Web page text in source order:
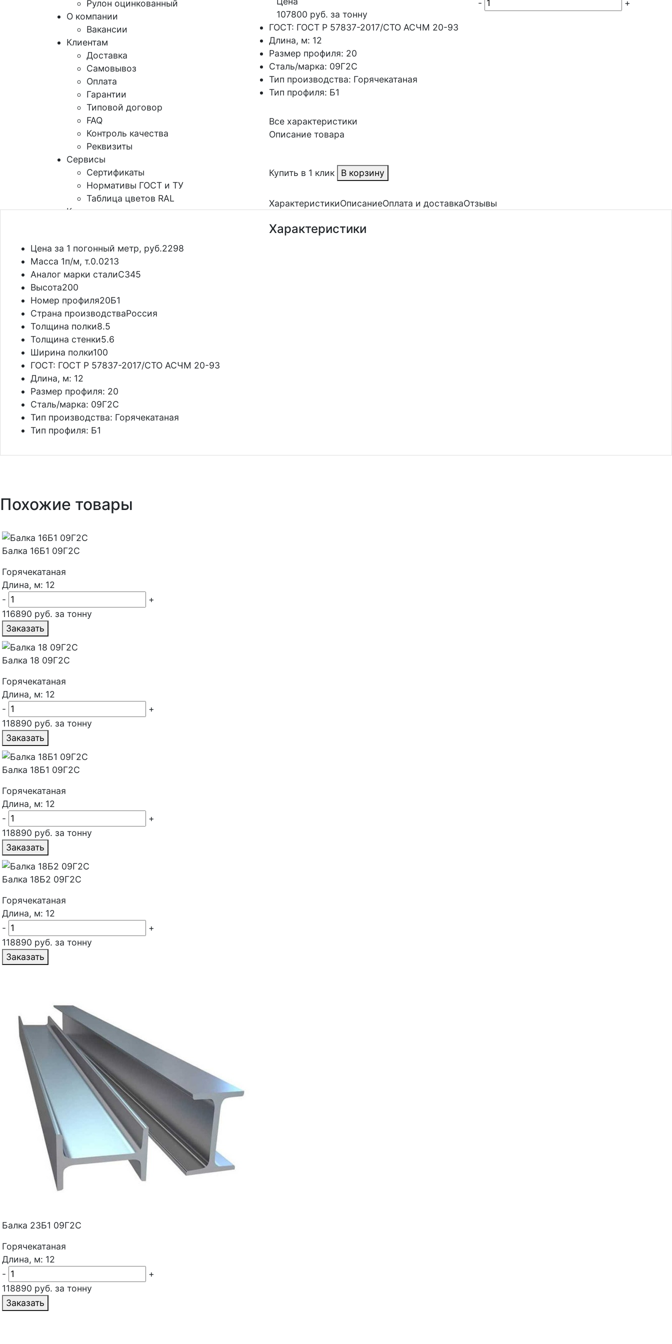
Рулон оцинкованный
О компании
Вакансии
Клиентам
Доставка
Самовывоз
Оплата
Гарантии
Типовой договор
FAQ
Контроль качества
Реквизиты
Сервисы
Сертификаты
Нормативы ГОСТ и ТУ
Таблица цветов RAL
Контакты
107800 руб. за тонну
- +
ГОСТ: ГОСТ Р 57837-2017/СТО АСЧМ 20-93
Длина, м: 12
Размер профиля: 20
Сталь/марка: 09Г2С
Тип производства: Горячекатаная
Тип профиля: Б1
Все характеристики
Описание товара
Купить в 1 клик В корзину
ХарактеристикиОписаниеОплата и доставкаОтзывы
Характеристики
Цена за 1 погонный метр, руб.2298
Масса 1п/м, т.0.0213
Аналог марки сталиС345
Высота200
Номер профиля20Б1
Страна производстваРоссия
Толщина полки8.5
Толщина стенки5.6
Ширина полки100
ГОСТ: ГОСТ Р 57837-2017/СТО АСЧМ 20-93
Длина, м: 12
Размер профиля: 20
Сталь/марка: 09Г2С
Тип производства: Горячекатаная
Тип профиля: Б1
Похожие товары
Балка 16Б1 09Г2С
Горячекатаная
Длина, м: 12
-
+
116890 руб. за тонну
Заказать
Балка 18 09Г2С
Горячекатаная
Длина, м: 12
-
+
118890 руб. за тонну
Заказать
Балка 18Б1 09Г2С
Горячекатаная
Длина, м: 12
-
+
118890 руб. за тонну
Заказать
Балка 18Б2 09Г2С
Горячекатаная
Длина, м: 12
-
+
118890 руб. за тонну
Заказать
Балка 23Б1 09Г2С
Горячекатаная
Длина, м: 12
-
+
118890 руб. за тонну
Заказать